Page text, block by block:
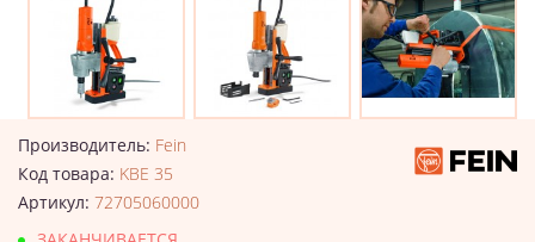
Производитель: Fein
Код товара: KBE 35
Артикул: 72705060000